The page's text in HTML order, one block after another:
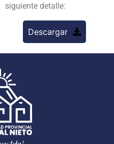
siguiente detalle:
Descargar